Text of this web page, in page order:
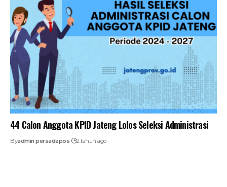
44 Calon Anggota KPID Jateng Lolos Seleksi Administrasi
Byadmin persadapos 2 tahun ago